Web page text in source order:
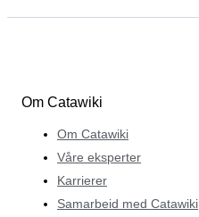
Om Catawiki
Om Catawiki
Våre eksperter
Karrierer
Samarbeid med Catawiki